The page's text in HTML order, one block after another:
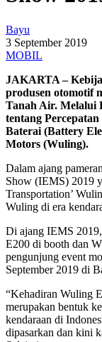
Bayu
3 September 2019
MOBIL
JAKARTA –
produsen otomotif
Tanah Air. Melalui
tentang
Baterai (Battery
Motors (Wuling).
Dalam ajang
Show (IEMS) 2019
Transportation’
Wuling di era
Di ajang IEMS
E200 di booth dan
pengunjung event
September 2019 di
“Kehadiran Wuling
merupakan bentuk
kendaraan di
dipasarkan dan kini